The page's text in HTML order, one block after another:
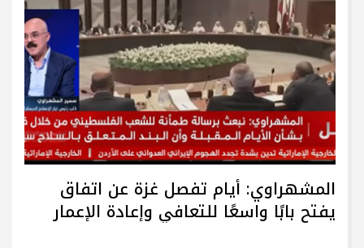
المشهراوي: أيام تفصل غزة عن اتفاق
يفتح بابًا واسعًا للتعافي وإعادة الإعمار